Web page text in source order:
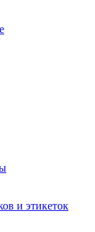
и этикеток